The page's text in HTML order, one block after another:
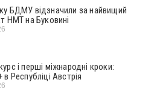
БДМУ відзначили за найвищий
НМТ на Буковині
і перші міжнародні кроки:
в Республіці Австрія